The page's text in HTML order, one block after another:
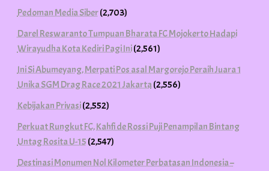
Pedoman Media Siber(2,703)
Darel Reswaranto Tumpuan Bharata FC Mojokerto Hadapi
Wirayudha Kota Kediri Pagi Ini(2,561)
Ini Si Abumeyang, Merpati Pos asal Margorejo Peraih Juara 1
Unika SGM Drag Race 2021 Jakarta(2,556)
Kebijakan Privasi(2,552)
Perkuat Rungkut FC, Kahfi de Rossi Puji Penampilan Bintang
Untag Rosita U-15 (2,547)
Destinasi Monumen Nol Kilometer Perbatasan Indonesia –